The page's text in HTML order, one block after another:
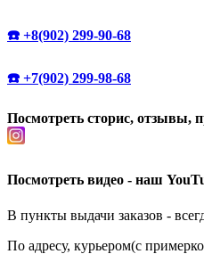
☎️ +8(902) 299-90-68
☎️ +7(902) 299-98-68
Посмотреть сторис, отзывы,
Посмотреть видео - наш
В пункты выдачи заказов -
По адресу, курьером(с